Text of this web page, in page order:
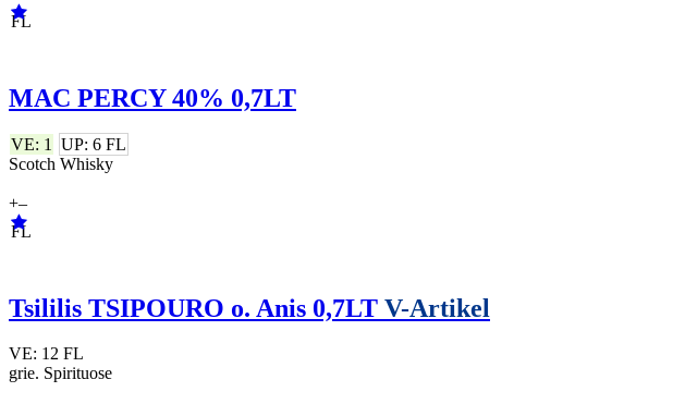
FL
MAC PERCY 40% 0,7LT
VE: 1
UP: 6 FL
Scotch Whisky
+–
FL
Tsililis TSIPOURO o. Anis 0,7LT V-Artikel
VE: 12 FL
grie. Spirituose